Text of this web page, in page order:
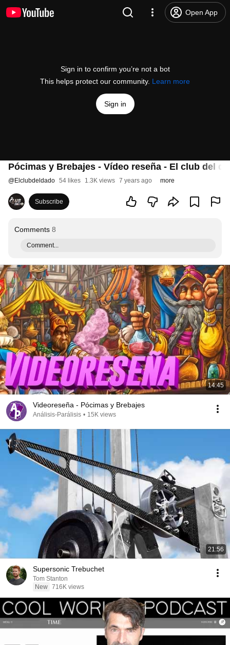
Open App
Sign in to confirm you’re not a bot
This helps protect our community. Learn more
Sign in
Pócimas y Brebajes - Vídeo reseña - El club del
@Elclubdeldado 54 likes 1.3K views 7 years ago more
Subscribe
Comments 8
Comment...
14:45
Videoreseña - Pócimas y Brebajes
Análisis-Parálisis • 15K views
21:56
Supersonic Trebuchet
Tom Stanton
New 716K views